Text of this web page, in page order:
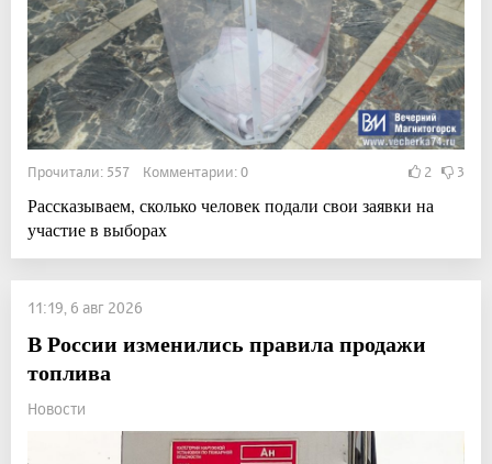
Прочитали: 557 Комментарии: 0 2 3
Рассказываем, сколько человек подали свои заявки на
участие в выборах
11:19, 6 авг 2026
В России изменились правила продажи
топлива
Новости